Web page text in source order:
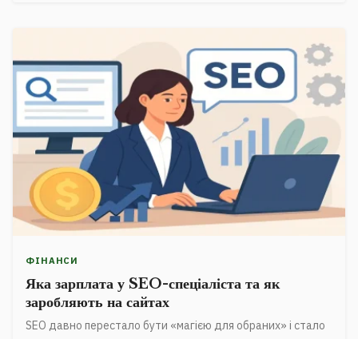
ФІНАНСИ
Яка зарплата у SEO-спеціаліста та як
заробляють на сайтах
SEO давно перестало бути «магією для обраних» і стало